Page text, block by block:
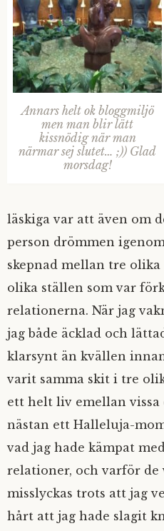
Annars helt ok bloggmiljö
men man blir lätt
kissnödig när man
närmar sej slutet… ;)) Glad
morsdag!
läskiga var att även om
person drömmen
skepnad mellan tre
olika ställen som var
relationerna. När jag
jag både äcklad och
klarsynt än kvällen
varit samma skit i tre
ett helt liv emellan
nästan ett Halleluja-
vad jag hade kämpat
relationer, och varför de
misslyckas trots att jag
hårt att jag hade slagit